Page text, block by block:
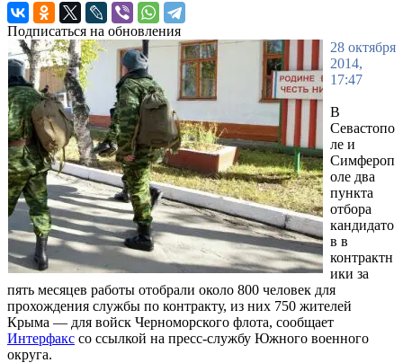
Подписаться на обновления
28 октября
2014,
17:47
В
Севастопо
ле и
Симфероп
оле два
пункта
отбора
кандидато
в в
контрактн
ики за
пять месяцев работы отобрали около 800 человек для
прохождения службы по контракту, из них 750 жителей
Крыма — для войск Черноморского флота, сообщает
Интерфакс со ссылкой на пресс-службу Южного военного
округа.